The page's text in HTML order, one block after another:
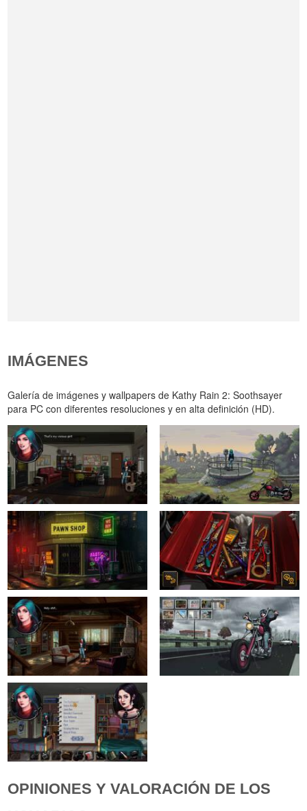
IMÁGENES
Galería de imágenes y wallpapers de Kathy Rain 2: Soothsayer
para PC con diferentes resoluciones y en alta definición (HD).
OPINIONES Y VALORACIÓN DE LOS